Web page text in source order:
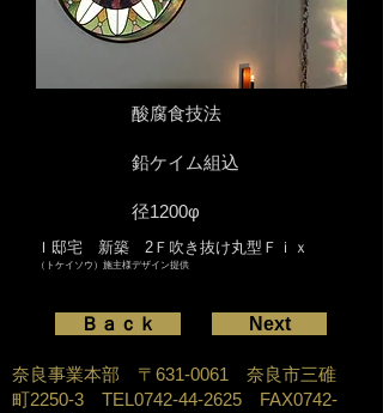
酸腐食技法
鉛ケイム組込
径1200φ
Ｉ邸宅 新築 2Ｆ吹き抜け丸型Ｆｉｘ
（トケイソウ）施主様デザイン提供
Ｂａｃｋ Next
奈良事業本部 〒631-0061 奈良市三碓
町2250-3 TEL0742-44-2625 FAX0742-